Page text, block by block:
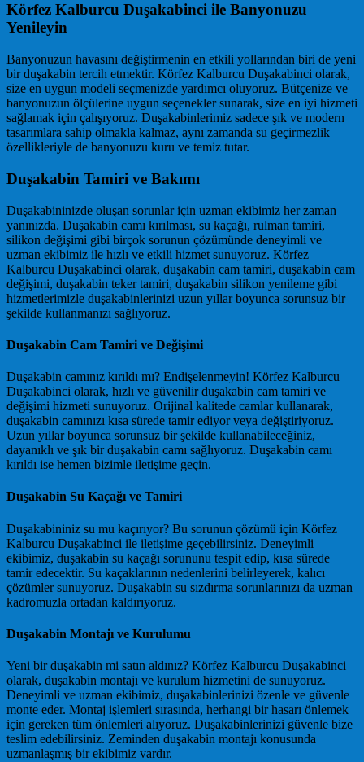
Körfez Kalburcu Duşakabinci ile Banyonuzu
Yenileyin
Banyonuzun havasını değiştirmenin en etkili yollarından biri de yeni
bir duşakabin tercih etmektir. Körfez Kalburcu Duşakabinci olarak,
size en uygun modeli seçmenizde yardımcı oluyoruz. Bütçenize ve
banyonuzun ölçülerine uygun seçenekler sunarak, size en iyi hizmeti
sağlamak için çalışıyoruz. Duşakabinlerimiz sadece şık ve modern
tasarımlara sahip olmakla kalmaz, aynı zamanda su geçirmezlik
özellikleriyle de banyonuzu kuru ve temiz tutar.
Duşakabin Tamiri ve Bakımı
Duşakabininizde oluşan sorunlar için uzman ekibimiz her zaman
yanınızda. Duşakabin camı kırılması, su kaçağı, rulman tamiri,
silikon değişimi gibi birçok sorunun çözümünde deneyimli ve
uzman ekibimiz ile hızlı ve etkili hizmet sunuyoruz. Körfez
Kalburcu Duşakabinci olarak, duşakabin cam tamiri, duşakabin cam
değişimi, duşakabin teker tamiri, duşakabin silikon yenileme gibi
hizmetlerimizle duşakabinlerinizi uzun yıllar boyunca sorunsuz bir
şekilde kullanmanızı sağlıyoruz.
Duşakabin Cam Tamiri ve Değişimi
Duşakabin camınız kırıldı mı? Endişelenmeyin! Körfez Kalburcu
Duşakabinci olarak, hızlı ve güvenilir duşakabin cam tamiri ve
değişimi hizmeti sunuyoruz. Orijinal kalitede camlar kullanarak,
duşakabin camınızı kısa sürede tamir ediyor veya değiştiriyoruz.
Uzun yıllar boyunca sorunsuz bir şekilde kullanabileceğiniz,
dayanıklı ve şık bir duşakabin camı sağlıyoruz. Duşakabin camı
kırıldı ise hemen bizimle iletişime geçin.
Duşakabin Su Kaçağı ve Tamiri
Duşakabininiz su mu kaçırıyor? Bu sorunun çözümü için Körfez
Kalburcu Duşakabinci ile iletişime geçebilirsiniz. Deneyimli
ekibimiz, duşakabin su kaçağı sorununu tespit edip, kısa sürede
tamir edecektir. Su kaçaklarının nedenlerini belirleyerek, kalıcı
çözümler sunuyoruz. Duşakabin su sızdırma sorunlarınızı da uzman
kadromuzla ortadan kaldırıyoruz.
Duşakabin Montajı ve Kurulumu
Yeni bir duşakabin mi satın aldınız? Körfez Kalburcu Duşakabinci
olarak, duşakabin montajı ve kurulum hizmetini de sunuyoruz.
Deneyimli ve uzman ekibimiz, duşakabinlerinizi özenle ve güvenle
monte eder. Montaj işlemleri sırasında, herhangi bir hasarı önlemek
için gereken tüm önlemleri alıyoruz. Duşakabinlerinizi güvenle bize
teslim edebilirsiniz. Zeminden duşakabin montajı konusunda
uzmanlaşmış bir ekibimiz vardır.